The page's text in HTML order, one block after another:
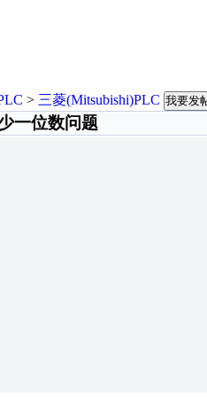
> 三菱(Mitsubishi)PLC 我要发
一位数问题